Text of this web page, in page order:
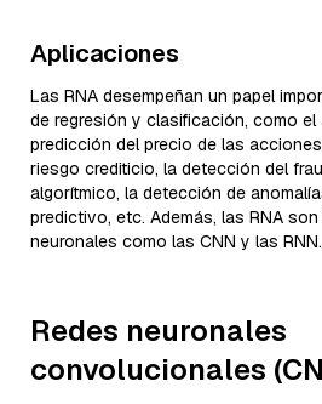
Aplicaciones
Las RNA desempeñan un papel
de regresión y clasificación, como
predicción del precio de las
riesgo crediticio, la detección del
algorítmico, la detección de
predictivo, etc. Además, las RNA
neuronales como las CNN y las RNN.
Redes neuronales
convolucionales